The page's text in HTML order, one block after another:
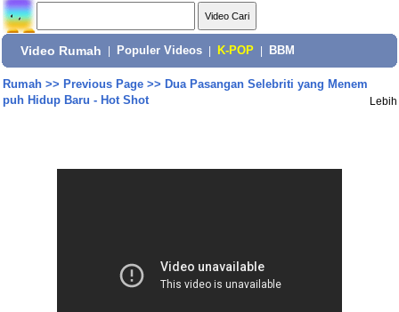
Video Rumah Populer Videos K-POP BBM
Rumah>> Previous Page>> Dua Pasangan Selebriti yang Menem
puh Hidup Baru - Hot Shot
Lebih